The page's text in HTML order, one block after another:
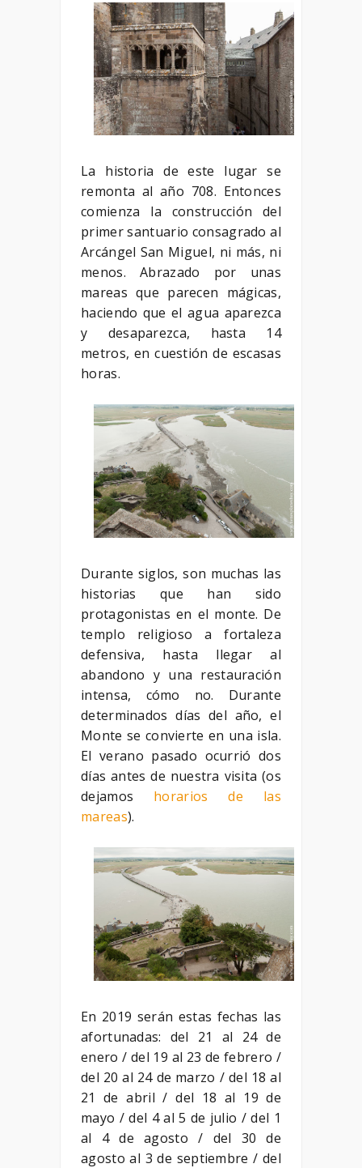
La historia de este lugar se
remonta al año 708. Entonces
comienza la construcción del
primer santuario consagrado al
Arcángel San Miguel, ni más, ni
menos. Abrazado por unas
mareas que parecen mágicas,
haciendo que el agua aparezca
y desaparezca, hasta 14
metros, en cuestión de escasas
horas.
Durante siglos, son muchas las
historias que han sido
protagonistas en el monte. De
templo religioso a fortaleza
defensiva, hasta llegar al
abandono y una restauración
intensa, cómo no. Durante
determinados días del año, el
Monte se convierte en una isla.
El verano pasado ocurrió dos
días antes de nuestra visita (os
dejamos horarios de las
mareas).
En 2019 serán estas fechas las
afortunadas: del 21 al 24 de
enero / del 19 al 23 de febrero /
del 20 al 24 de marzo / del 18 al
21 de abril / del 18 al 19 de
mayo / del 4 al 5 de julio / del 1
al 4 de agosto / del 30 de
agosto al 3 de septiembre / del